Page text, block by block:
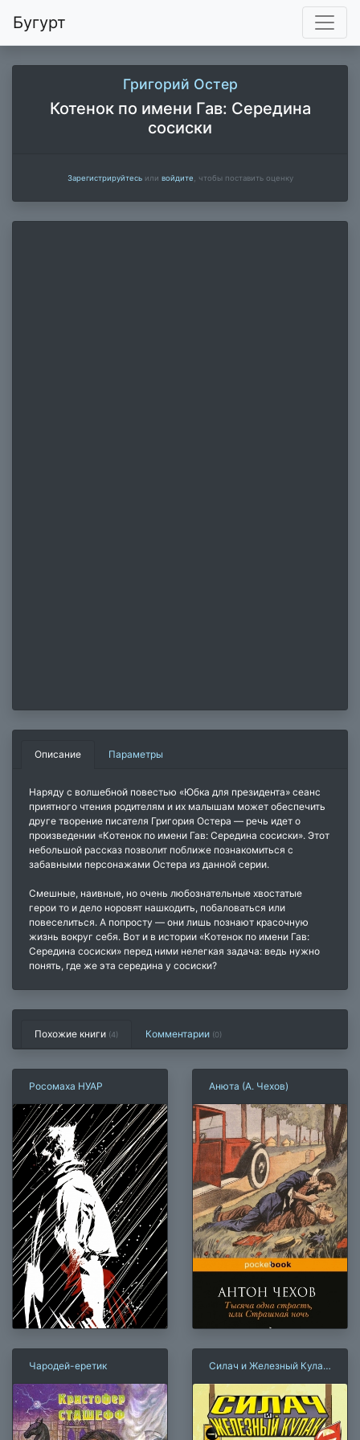
Бугурт
Григорий Остер
Котенок по имени Гав: Середина
сосиски
Зарегистрируйтесьили войдите , чтобы поставить оценку
Описание Параметры
Наряду с волшебной повестью «Юбка для президента» сеанс
приятного чтения родителям и их малышам может обеспечить
друге творение писателя Григория Остера — речь идет о
произведении «Котенок по имени Гав: Середина сосиски». Этот
небольшой рассказ позволит поближе познакомиться с
забавными персонажами Остера из данной серии.
Смешные, наивные, но очень любознательные хвостатые
герои то и дело норовят нашкодить, побаловаться или
повеселиться. А попросту — они лишь познают красочную
жизнь вокруг себя. Вот и в истории «Котенок по имени Гав:
Середина сосиски» перед ними нелегкая задача: ведь нужно
понять, где же эта середина у сосиски?
Похожие книги (4) Комментарии (0)
Росомаха НУАР Анюта (А. Чехов)
Чародей-еретик
Силач и Железный Кулак.
деле